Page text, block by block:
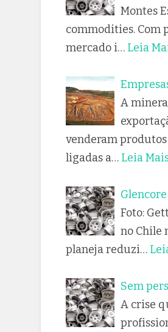
Montes
commodities. Com
mercado i… Leia
A
venderam
ligadas a… Leia
Foto:
no Chile
planeja reduzi…
Sem
A crise